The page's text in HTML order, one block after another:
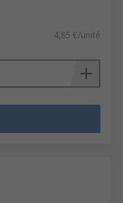
4,85 €/unité